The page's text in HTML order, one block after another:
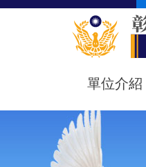
單位介紹